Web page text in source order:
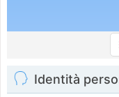
Identità